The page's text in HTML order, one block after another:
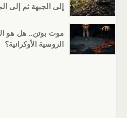
إلى الجبهة ثم إلى
موت بوتن.. هل هو
الروسية الأوكرانية؟